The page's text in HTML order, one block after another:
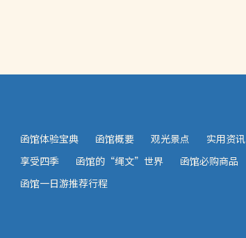
函馆体验宝典 函馆概要 观光景点 实用资讯
享受四季
函馆的“绳文”世界 函馆必购商品
函馆一日游推荐行程